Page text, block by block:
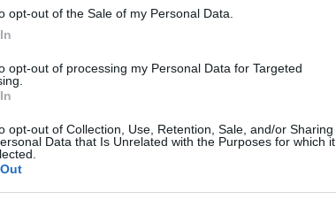
opt-out of the Sale of my Personal Data.
opt-out of processing my Personal Data for Targeted
opt-out of Collection, Use, Retention, Sale, and/or Sharing
Data that Is Unrelated with the Purposes for which it